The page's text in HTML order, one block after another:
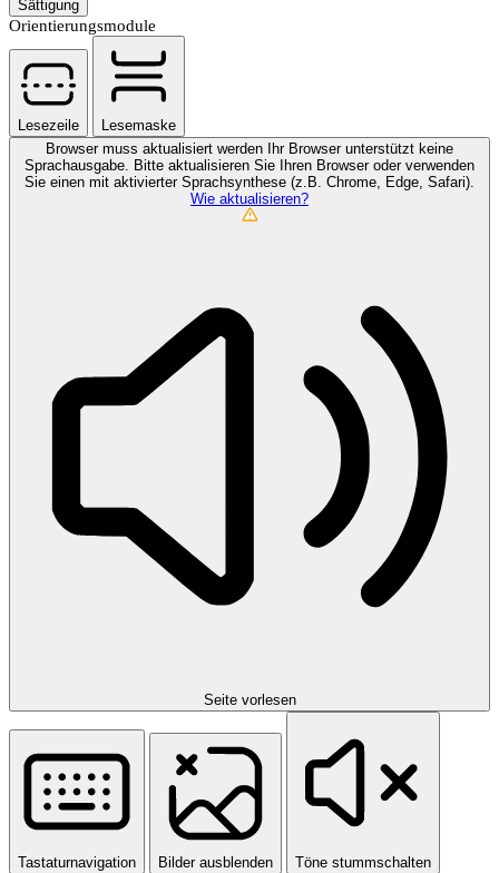
Sättigung
Orientierungsmodule
Lesezeile
Lesemaske
Browser muss aktualisiert werden
Ihr Browser unterstützt keine
Sprachausgabe. Bitte aktualisieren Sie Ihren Browser oder verwenden
Sie einen mit aktivierter Sprachsynthese (z.B. Chrome, Edge, Safari).
Wie aktualisieren?
Seite vorlesen
Tastaturnavigation Bilder ausblenden Töne stummschalten